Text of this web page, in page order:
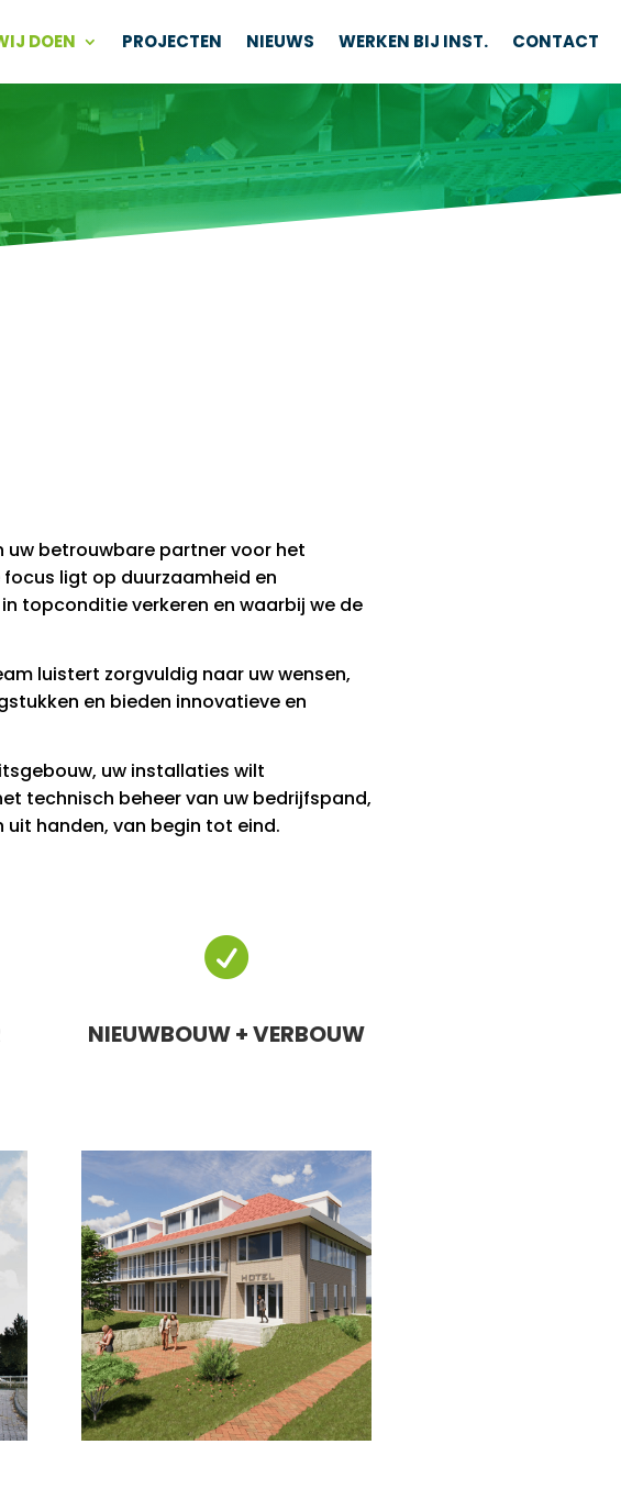
DOEN PROJECTEN NIEUWS WERKEN BIJ INST. CONTACT
uw betrouwbare partner voor het
ligt op duurzaamheid en
topconditie verkeren en waarbij we de
luistert zorgvuldig naar uw wensen,
en bieden innovatieve en
uw installaties wilt
technisch beheer van uw bedrijfspand,
uit handen, van begin tot eind.

NIEUWBOUW + VERBOUW